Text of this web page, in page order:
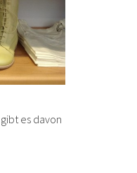
es davon